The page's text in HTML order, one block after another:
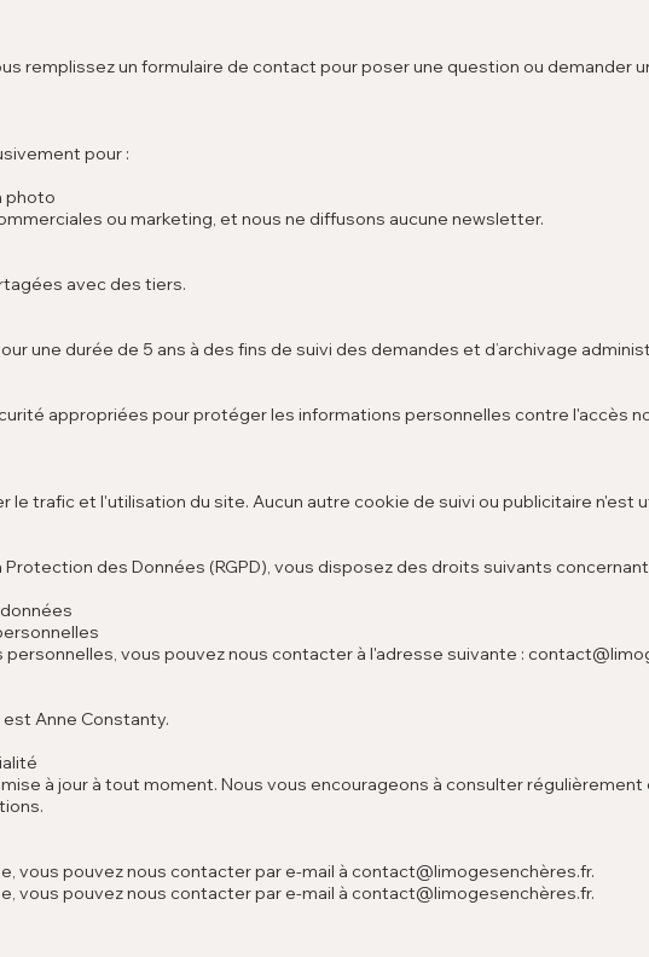
remplissez un formulaire de contact pour poser une question ou demander
pour :
photo
ou marketing, et nous ne diffusons aucune newsletter.
avec des tiers.
une durée de 5 ans à des fins de suivi des demandes et d’archivage
appropriées pour protéger les informations personnelles contre l'accès
le trafic et l'utilisation du site. Aucun autre cookie de suivi ou publicitaire n'est
des Données (RGPD), vous disposez des droits suivants
vous pouvez nous contacter à l'adresse suivante :
Anne Constanty.
à jour à tout moment. Nous vous encourageons à consulter
vous pouvez nous contacter par e-mail à contact@limogesenchères.fr.
vous pouvez nous contacter par e-mail à contact@limogesenchères.fr.